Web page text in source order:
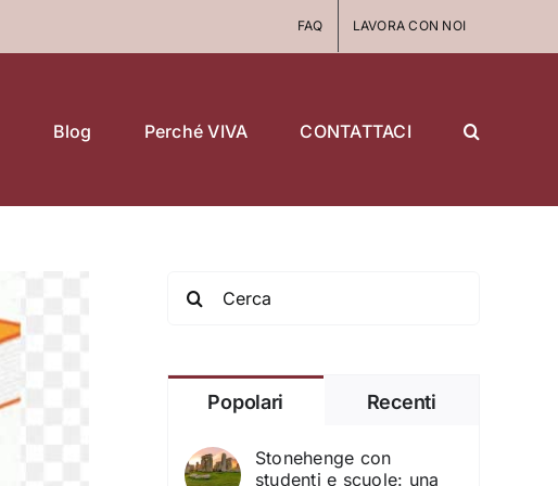
FAQ LAVORA CON NOI
Blog Perché VIVA CONTATTACI
Popolari Recenti
Stonehenge con
studenti e scuole: una